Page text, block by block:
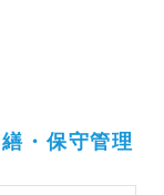
・保守管理